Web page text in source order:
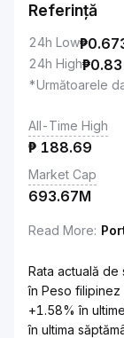
Referință
24h Low₱
24h High₱
*Următoarele
All-Time High
₱ 188.69
Market Cap
693.67M
Read More:
Rata actuală de
în Peso
+1.58% în
în ultima